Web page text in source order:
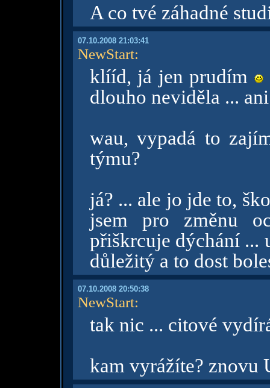
A co tvé záhadné
07.10.2008 21:03:41
NewStart:
klííd, já jen prudím
dlouho neviděla ...
wau, vypadá to
týmu?
já? ... ale jo jde to,
jsem pro změnu
přiškrcuje dýchání ...
důležitý a to dost
07.10.2008 20:50:38
NewStart:
tak nic ... citové
kam vyrážíte? znovu